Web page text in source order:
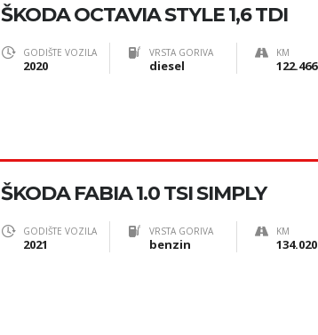
ŠKODA OCTAVIA STYLE 1,6 TDI
GODIŠTE VOZILA
2020
VRSTA GORIVA
diesel
KM
122.466
ŠKODA FABIA 1.0 TSI SIMPLY
GODIŠTE VOZILA
2021
VRSTA GORIVA
benzin
KM
134.020